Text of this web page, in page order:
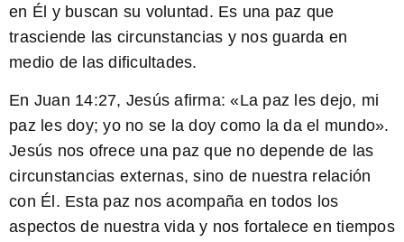
en Él y buscan su voluntad. Es una paz que
trasciende las circunstancias y nos guarda en
medio de las dificultades.
En Juan 14:27, Jesús afirma: «La paz les dejo, mi
paz les doy; yo no se la doy como la da el mundo».
Jesús nos ofrece una paz que no depende de las
circunstancias externas, sino de nuestra relación
con Él. Esta paz nos acompaña en todos los
aspectos de nuestra vida y nos fortalece en tiempos